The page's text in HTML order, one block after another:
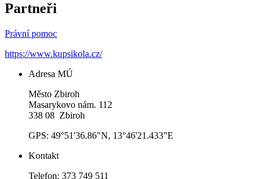
Partneři
Právní pomoc
https://www.kupsikola.cz/
Adresa MÚ
Město Zbiroh
Masarykovo nám. 112
338 08 Zbiroh
GPS: 49°51'36.86"N, 13°46'21.433"E
Kontakt
Telefon: 373 749 511